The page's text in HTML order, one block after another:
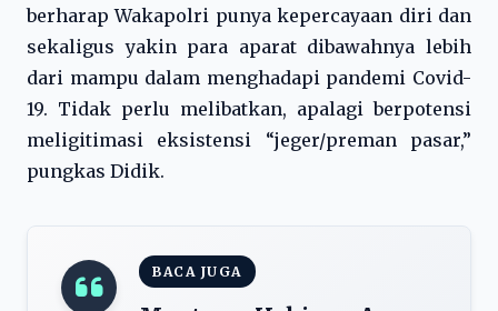
berharap Wakapolri punya kepercayaan diri dan
sekaligus yakin para aparat dibawahnya lebih
dari mampu dalam menghadapi pandemi Covid-
19. Tidak perlu melibatkan, apalagi berpotensi
meligitimasi eksistensi “jeger/preman pasar,”
pungkas Didik.
BACA JUGA